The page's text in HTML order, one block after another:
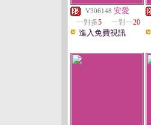
V306148 安愛
一對多5 一對一20
進入免費視訊